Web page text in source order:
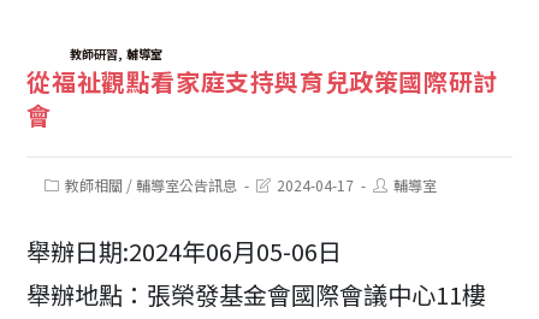
TAGS:教師研習, 輔導室
從福祉觀點看家庭支持與育兒政策國際研討
會
Post教師相關 / 輔導室公告訊息
Post2024-04-17
Post輔導室
舉辦日期:2024年06月05-06日
舉辦地點：張榮發基金會國際會議中心11樓